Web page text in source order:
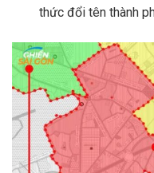
thức đổi tên thành